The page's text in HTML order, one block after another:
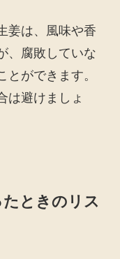
姜は、風味や香
、腐敗していな
ができます。
は避けましょ
ときのリス